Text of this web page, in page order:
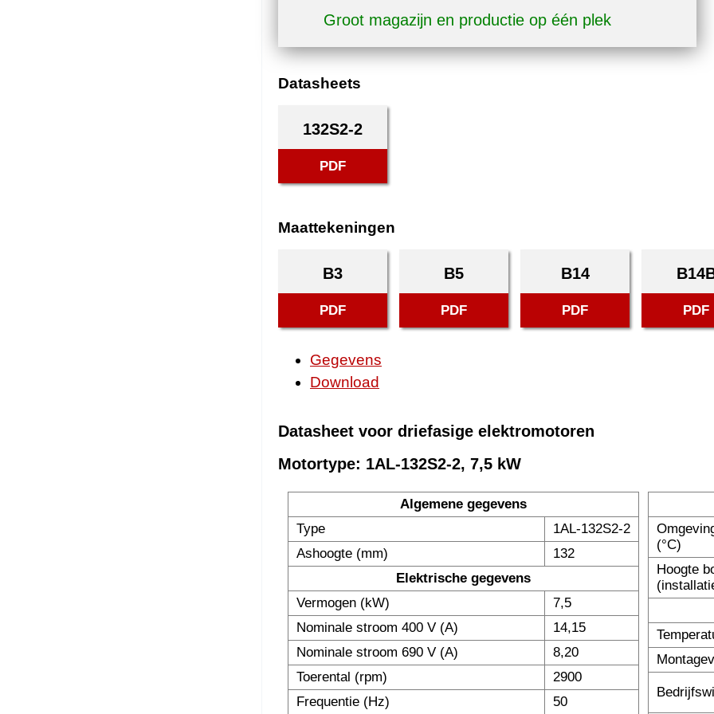
Groot magazijn en productie op één plek
Datasheets
132S2-2
PDF
Maattekeningen
B3
PDF
B5
PDF
B14
PDF PDF
Gegevens
Download
Datasheet voor driefasige elektromotoren
Motortype: 1AL-132S2-2, 7,5 kW
Algemene gegevens
Type
1AL-132S2-2
Ashoogte (mm)
132
Elektrische gegevens
Vermogen (kW)
7,5
Nominale stroom 400 V (A)
14,15
Nominale stroom 690 V (A)
8,20
Toerental (rpm)
2900
Frequentie (Hz)
50
(°C)
Hoogte